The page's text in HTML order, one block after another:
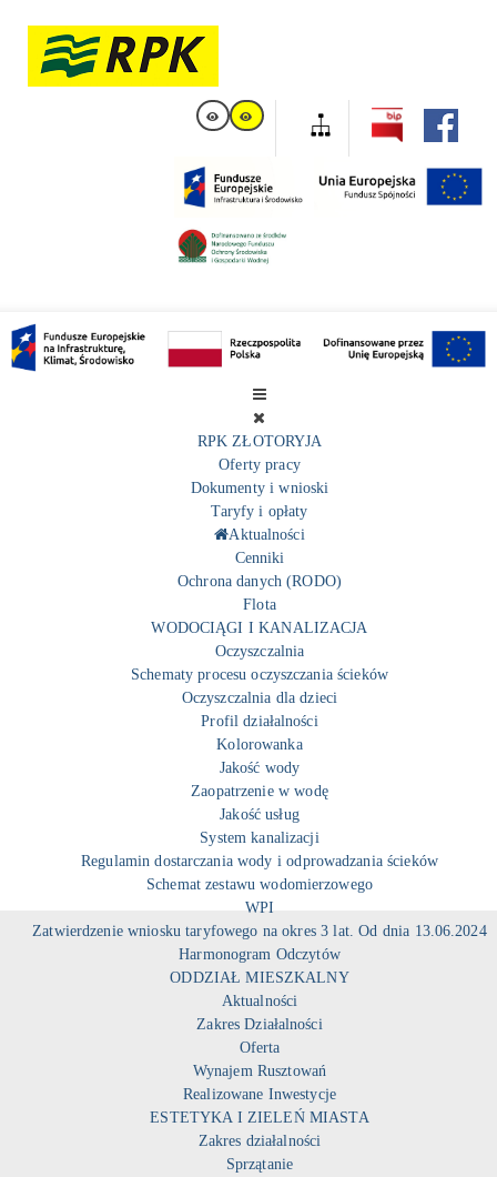
RPK ZŁOTORYJA
Oferty pracy
Dokumenty i wnioski
Taryfy i opłaty
Aktualności
Cenniki
Ochrona danych (RODO)
Flota
WODOCIĄGI I KANALIZACJA
Oczyszczalnia
Schematy procesu oczyszczania ścieków
Oczyszczalnia dla dzieci
Profil działalności
Kolorowanka
Jakość wody
Zaopatrzenie w wodę
Jakość usług
System kanalizacji
Regulamin dostarczania wody i odprowadzania ścieków
Schemat zestawu wodomierzowego
WPI
Zatwierdzenie wniosku taryfowego na okres 3 lat. Od dnia 13.06.2024
Harmonogram Odczytów
ODDZIAŁ MIESZKALNY
Aktualności
Zakres Działalności
Oferta
Wynajem Rusztowań
Realizowane Inwestycje
ESTETYKA I ZIELEŃ MIASTA
Zakres działalności
Sprzątanie